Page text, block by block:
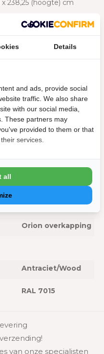
238,25 (hoogte) cm
4 m
Aluminium
Orion overkapping
Antraciet/Wood
RAL 7015
van onze specialisten
Details
and ads, provide social
traffic. We also share
with our social media,
These partners may
provided to them or that
services.
all